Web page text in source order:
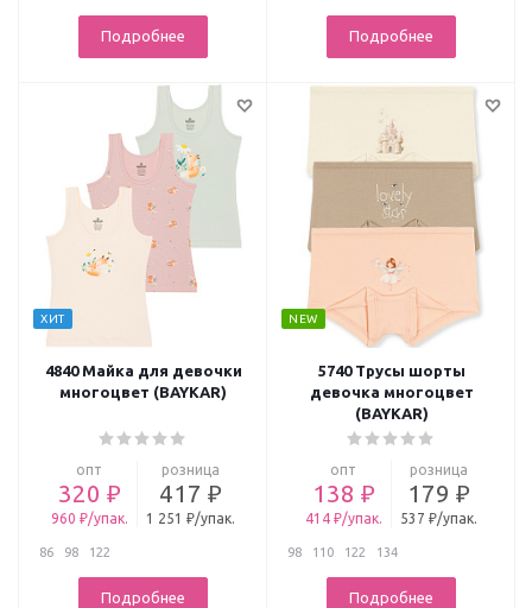
Подробнее Подробнее
ХИТ
4840 Майка для девочки
многоцвет (BAYKAR)
опт
320 ₽
960 ₽/упак.
розница
417 ₽
1 251 ₽/упак.
86 98 122
Подробнее
NEW
5740 Трусы шорты
девочка многоцвет
(BAYKAR)
опт
138 ₽
414 ₽/упак.
розница
179 ₽
537 ₽/упак.
98 110 122 134
Подробнее